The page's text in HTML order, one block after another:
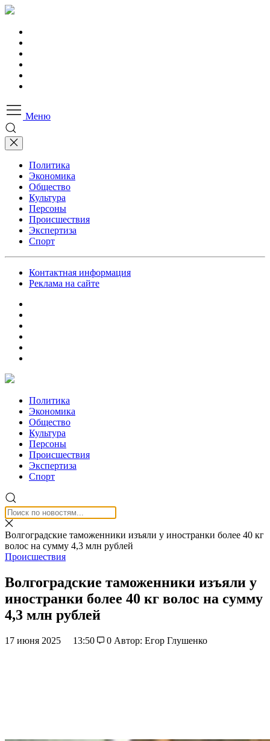
Меню
Политика
Экономика
Общество
Культура
Персоны
Происшествия
Экспертиза
Спорт
Контактная информация
Реклама на сайте
Политика
Экономика
Общество
Культура
Персоны
Происшествия
Экспертиза
Спорт
Волгоградские таможенники изъяли у иностранки более 40 кг
волос на сумму 4,3 млн рублей
Происшествия
Волгоградские таможенники изъяли у
иностранки более 40 кг волос на сумму
4,3 млн рублей
17 июня 2025 13:50 0 Автор: Егор Глушенко